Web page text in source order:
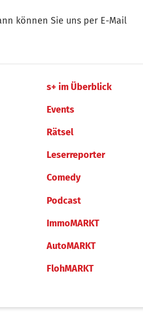
können Sie uns per E-Mail
s+ im Überblick
Events
Rätsel
Leserreporter
Comedy
Podcast
ImmoMARKT
AutoMARKT
FlohMARKT